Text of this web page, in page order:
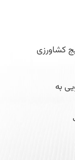
کشاورزی
به